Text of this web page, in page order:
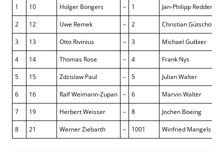
1 10 Holger Bongers – 1 Jan-Philipp Redder
2 12 Uwe Remek – 2 Christian Gütschow
3 13 Otto Rivinius – 3 Michael Gutbier
4 14 Thomas Rose – 4 Frank Nys
5 15 Zdzislaw Paul – 5 Julian Walter
6 16 Ralf Weimann-Zupan – 6 Marvin Walter
7 19 Herbert Weisser – 8 Jochen Boeing
8 21 Werner Ziebarth – 1001 Winfried Mangels